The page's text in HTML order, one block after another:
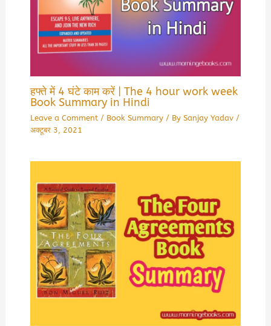
हफ्ते में 4 घंटे काम करें | The 4 hour work week
Book Summary in Hindi
Leave a Comment / Book Summary/ By Sanjay Yadav /
अक्टूबर 3, 2021